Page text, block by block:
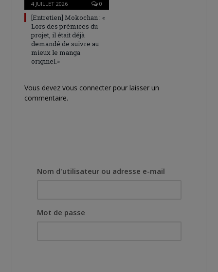
4 JUILLET 2026 0
[Entretien] Mokochan : «
Lors des prémices du
projet, il était déjà
demandé de suivre au
mieux le manga
originel.»
Vous devez vous connecter pour laisser un
commentaire.
Nom d'utilisateur ou adresse e-mail
Mot de passe